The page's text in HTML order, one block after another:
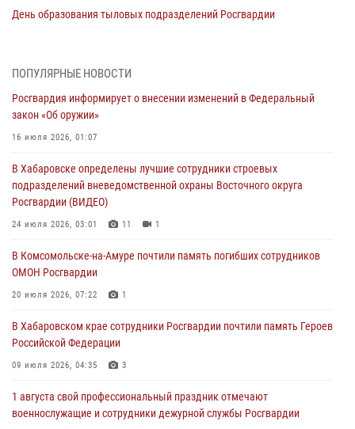
День образования тыловых подразделений Росгвардии
В Управлении Росгвардии по Хабаровскому краю состоялось
избирательного права
31 июля 2026, 03:26
женщине, потерявшей сознание во время массового мероприятия
29 июля 2026, 23:24 2
В Хабаровске продолжается акция «Каникулы с Росгвардией»
За прошедшую неделю в Хабаровском крае росгвардейцы провели
свыше 120 проверок условий хранения оружия
ПОПУЛЯРНЫЕ НОВОСТИ
Росгвардия информирует о внесении изменений в Федеральный
закон «Об оружии»
16 июля 2026, 01:07
В Хабаровске определены лучшие сотрудники строевых
подразделений вневедомственной охраны Восточного округа
Росгвардии (ВИДЕО)
24 июля 2026, 03:01 11 1
В Комсомольске-на-Амуре почтили память погибших сотрудников
ОМОН Росгвардии
20 июля 2026, 07:22 1
В Хабаровском крае сотрудники Росгвардии почтили память Героев
Российской Федерации
09 июля 2026, 04:35 3
1 августа свой профессиональный праздник отмечают
военнослужащие и сотрудники дежурной службы Росгвардии